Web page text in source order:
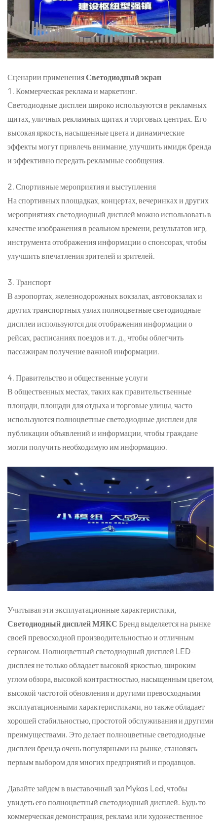
Сценарии примененияСветодиодный экран
1. Коммерческая реклама и маркетинг.
Светодиодные дисплеи широко используются в рекламных
щитах, уличных рекламных щитах и торговых центрах. Его
высокая яркость, насыщенные цвета и динамические
эффекты могут привлечь внимание, улучшить имидж бренда
и эффективно передать рекламные сообщения.
2. Спортивные мероприятия и выступления
На спортивных площадках, концертах, вечеринках и других
мероприятиях светодиодный дисплей можно использовать в
качестве изображения в реальном времени, результатов игр,
инструмента отображения информации о спонсорах, чтобы
улучшить впечатления зрителей и зрителей.
3. Транспорт
В аэропортах, железнодорожных вокзалах, автовокзалах и
других транспортных узлах полноцветные светодиодные
дисплеи используются для отображения информации о
рейсах, расписаниях поездов и т. д., чтобы облегчить
пассажирам получение важной информации.
4. Правительство и общественные услуги
В общественных местах, таких как правительственные
площади, площади для отдыха и торговые улицы, часто
используются полноцветные светодиодные дисплеи для
публикации объявлений и информации, чтобы граждане
могли получить необходимую им информацию.
Учитывая эти эксплуатационные характеристики,
Светодиодный дисплей МЯКС Бренд выделяется на рынке
своей превосходной производительностью и отличным
сервисом. Полноцветный светодиодный дисплей LED-
дисплея не только обладает высокой яркостью, широким
углом обзора, высокой контрастностью, насыщенным цветом,
высокой частотой обновления и другими превосходными
эксплуатационными характеристиками, но также обладает
хорошей стабильностью, простотой обслуживания и другими
преимуществами. Это делает полноцветные светодиодные
дисплеи бренда очень популярными на рынке, становясь
первым выбором для многих предприятий и продавцов.
Давайте зайдем в выставочный зал Mykas Led, чтобы
увидеть его полноцветный светодиодный дисплей. Будь то
коммерческая демонстрация, реклама или художественное